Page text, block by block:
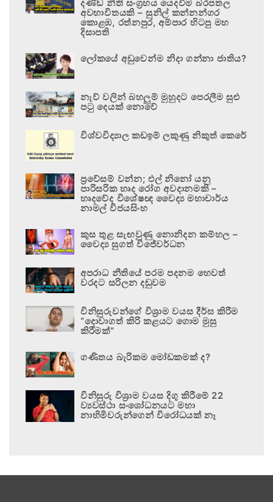
දණ්ඩ නීති සංග්‍රහය යෙදවීම බරපතල
අවභාවිතයකි – සුනිල් කන්නන්ගර
කොළඹ, රත්නපුර, අම්පාර හිටපු මහ
දිසාපති
ලෝකයේ අඩුවෙන්ම නිදා ගන්නා ජාතිය?
නැව් වලින් බහලුම් මුහුදට පෙරලීම සුළු
පටු දෙයක් නොවේ
විශ්වවිද්‍යාල කඩඉම් ලකුණු නිකුත් කෙරේ
ප්‍රවේසම් වන්න; එල් නිනෝ යනු
පාරිසරික හෘද රෝග අවදානමකි –
හෘදවේද විශේෂඥ වෛද්‍ය මහාචාර්ය
නාමල් විජයසිංහ
කුස තුළ සැඟවුණු නොනිදන කම්හල –
වෛද්‍ය සුගත් විජේවර්ධන
අපරාධ නීතියේ පරම පදනම හෙවත්
වරදට සරිලන දඬුවම
විනිසුරුවන්ගේ විශ්‍රාම වයස දීර්ඝ කිරීම
“දොවාගත් කිරි කළයට ගොම මුසු
කිරීමක්”
ගණිතය බැරිකම මෝඩකමක් ද?
විනිසුරු විශ්‍රාම වයස දිගු කිරීමේ 22
ව්‍යවස්ථා සංශෝධනයට මහා
නාහිමිවරුන්ගෙන් විරෝධයක් නෑ